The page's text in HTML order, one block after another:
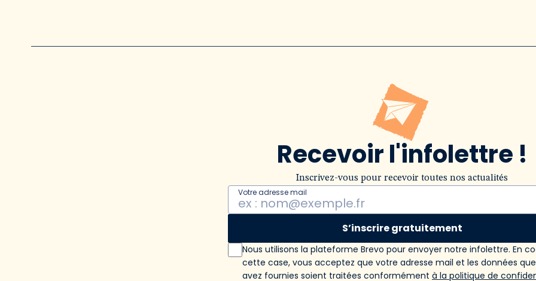
Recevoir l'infolettre !
Inscrivez-vous pour recevoir toutes nos actualités
Votre adresse mail
S’inscrire gratuitement
Nous utilisons la plateforme Brevo pour envoyer notre infolettre. En
cette case, vous acceptez que votre adresse mail et les données
avez fournies soient traitées conformément à la politique de